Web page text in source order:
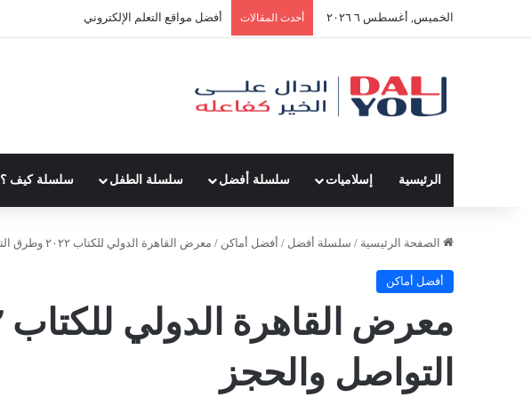
الخميس, أغسطس ٦ ٢٠٢٦ أحدث المقالات أفضل النصائح لإدارة الوقت بفعالية
الرئيسية إسلاميات سلسلة أفضل سلسلة الطفل سلسلة كيف ؟
الصفحة الرئيسية / سلسلة أفضل / أفضل أماكن / معرض القاهرة الدولي للكتاب ٢٠٢٢ وطرق التواصل والحجز
أفضل أماكن
التواصل والحجز